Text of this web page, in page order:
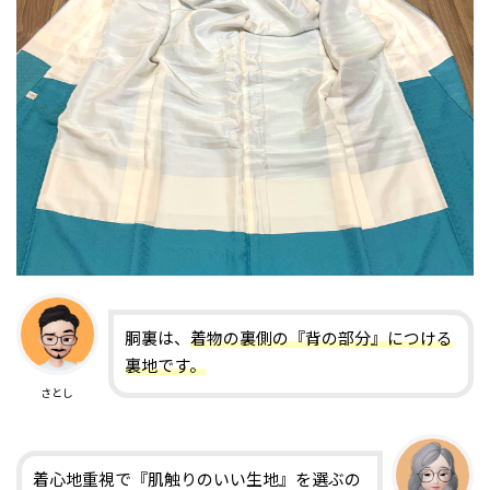
さとし
胴裏は、 着物の裏側の『背の部分』につける
裏地です。
着心地重視で『肌触りのいい生地』を選ぶの